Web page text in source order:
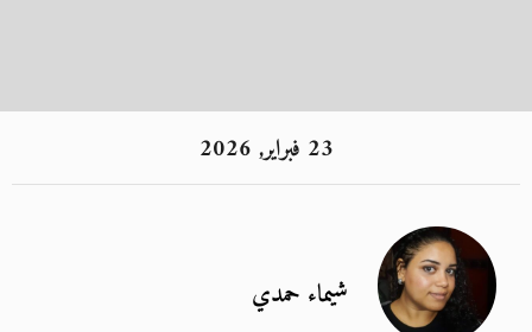
23 فبراير, 2026
شيماء حمدي